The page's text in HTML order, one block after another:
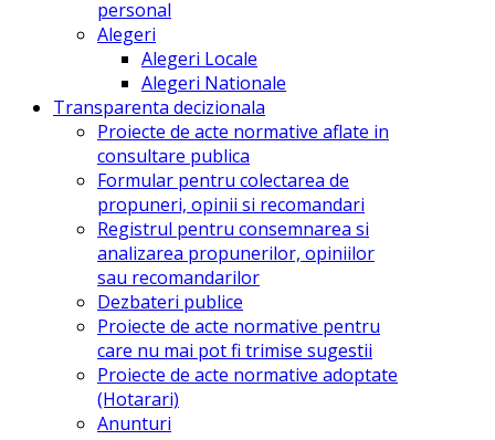
personal
Alegeri
Alegeri Locale
Alegeri Nationale
Transparenta decizionala
Proiecte de acte normative aflate in
consultare publica
Formular pentru colectarea de
propuneri, opinii si recomandari
Registrul pentru consemnarea si
analizarea propunerilor, opiniilor
sau recomandarilor
Dezbateri publice
Proiecte de acte normative pentru
care nu mai pot fi trimise sugestii
Proiecte de acte normative adoptate
(Hotarari)
Anunturi